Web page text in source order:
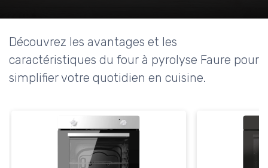
Découvrez les avantages et les
caractéristiques du four à pyrolyse Faure pour
simplifier votre quotidien en cuisine.